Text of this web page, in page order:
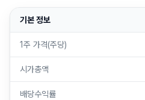
기본 정보
1주 가격(주당)
시가총액
배당수익률